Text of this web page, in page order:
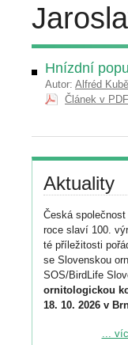
Hnízdní
Autor: Alfréd
Článek v
Aktuality
Česká
roce slaví 100.
té příležitosti
se Slovenskou
SOS/BirdLife
ornitologickou
18. 10. 2026 v
Podrobnější ...